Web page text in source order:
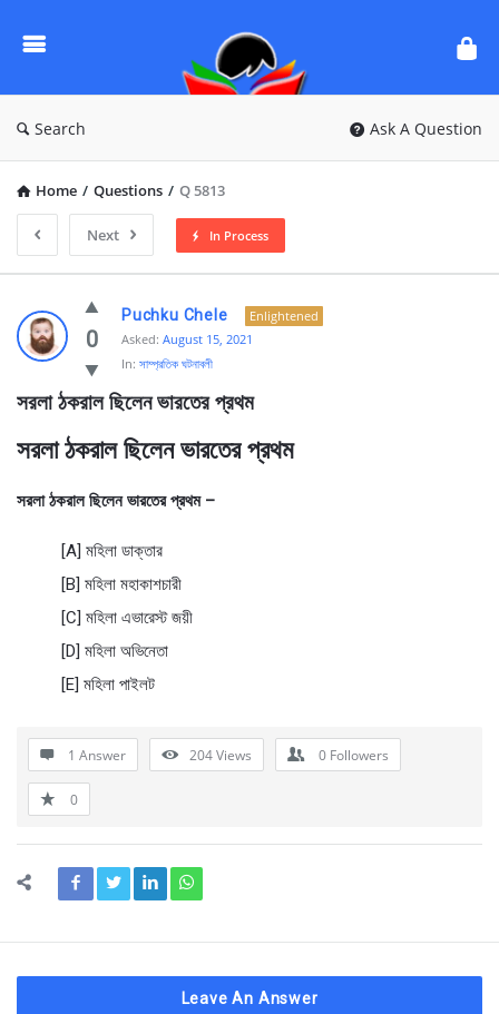
Questions
Search Ask A Question
Home / Questions / Q 5813
Next In Process
Ask
Questions
BanglaQuiz
Latest
0
Puchku Chele
Enlightened
Asked: August 15, 2021
In: সাম্প্রতিক ঘটনাবলী
সরলা ঠকরাল ছিলেন ভারতের প্রথম
সরলা ঠকরাল ছিলেন ভারতের প্রথম
সরলা ঠকরাল ছিলেন ভারতের প্রথম –
[A] মহিলা ডাক্তার
[B] মহিলা মহাকাশচারী
[C] মহিলা এভারেস্ট জয়ী
[D] মহিলা অভিনেতা
[E] মহিলা পাইলট
1 Answer 204Views 0 Followers
0
Leave An Answer